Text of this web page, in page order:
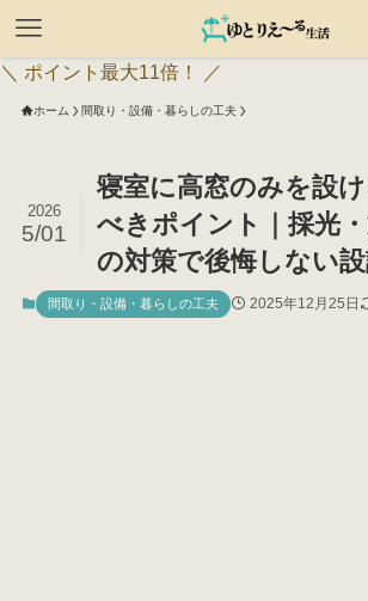
＼ ポイント最大11倍！ ／
ホーム 間取り・設備・暮らしの工夫
寝室に高窓のみを設
べきポイント｜採光
の対策で後悔しない
2026
5/01
間取り・設備・暮らしの工夫 2025年12月25日